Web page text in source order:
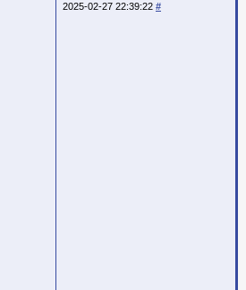
2025-02-27 22:39:22 #